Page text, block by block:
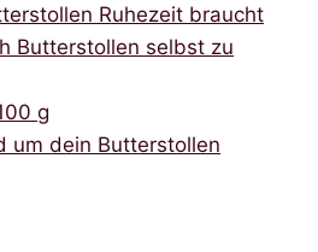
Ruhezeit braucht
Butterstollen selbst zu
g
um dein Butterstollen